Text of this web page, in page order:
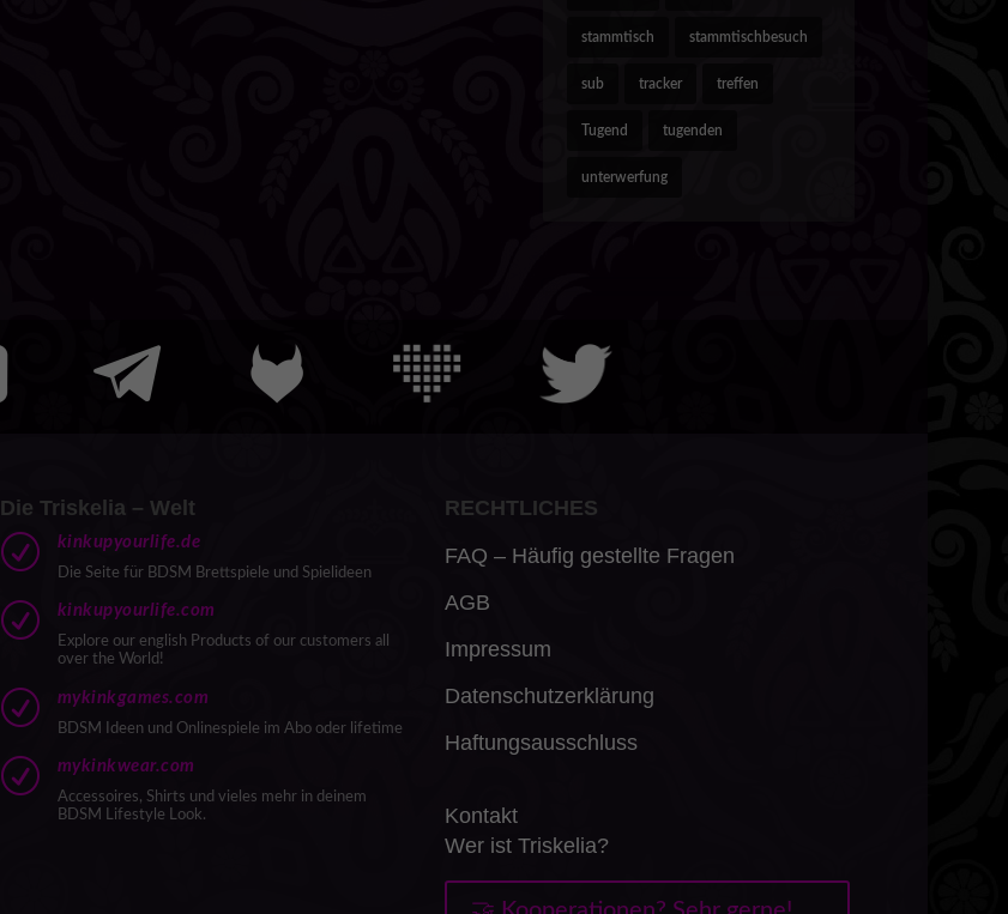
stammtisch stammtischbesuch
sub tracker treffen
Tugend tugenden
unterwerfung
Die Triskelia – Welt
R kinkupyourlife.de
Die Seite für BDSM Brettspiele und Spielideen
R kinkupyourlife.com
Explore our english Products of our customers all
over the World!
R mykinkgames.com
BDSM Ideen und Onlinespiele im Abo oder lifetime
R mykinkwear.com
Accessoires, Shirts und vieles mehr in deinem
BDSM Lifestyle Look.
RECHTLICHES
FAQ – Häufig gestellte Fragen
AGB
Impressum
Datenschutzerklärung
Haftungsausschluss
Kontakt
Wer ist Triskelia?